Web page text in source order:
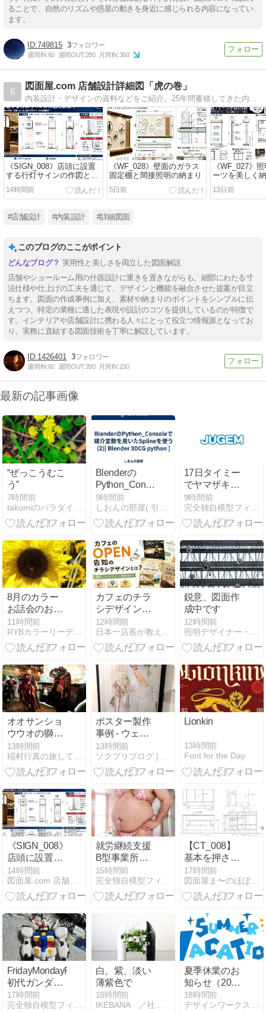
ることで、自然のリズムや惑星の動きを身近に感じられる内容になってい
ます。
749815 3
週間IN:60 週間OUT:280 月間IN:360
6
図面屋.com 店舗設計詳細図「虎の巻」
内装設計・デザインの資料などをご紹介。25年間蓄積してきた内装設計図面をカテゴリーごとにご紹介しています。
《SIGN_008》店頭に設置
する行灯サインの作図と納
まり
14時間前
《WF_028》壁面のガラス
固定棚と間接照明の納まり
5日前
《WF_027》
ーツを美しく
フレーム什器
13日前
#店舗設計 #内装設計 #詳細図面
このブログのここがポイント
実用性と美しさを両立した図面解説
店舗やショールーム用の什器設計に重きを置きながらも、細部にわたる寸
法仕様や仕上げの工夫を通じて、デザインと機能を融合させた提案が目立
ちます。図面の作成事例に加え、素材や納まりのポイントをシンプルに伝
えつつ、特定の業種に適した表現や設計のコツを提供しているのが特徴で
す。インテリアや店舗設計に携わる人々にとって役立つ情報源となってお
り、実務に直結する図面技術を丁寧に解説しています。
1426401 3
週間IN:60 週間OUT:280 月間IN:230
最新の記事画像
“ぜっこうむこ
う”
7時間前
Blenderの
Python_Console
で媒介変数を
用いたSpline
を使う(2)[
python ]
9時間前
17日タイミー
でヤマザキパ
ン夜勤いける
は
9時間前
8月のカラー
お話会のお知
らせ、今回の
テーマは…
11時間前
RYBカラーリーディングで色を解く
カフェのチラ
シデザイン成
功術｜オープ
ン告知で来店
を増やす作り
12時間前
鋭意、図面作
成中です
12時間前
オオサンショ
ウウオの獅子
舞登場！巨大
な山車、ねぶ
たも。岡山県
泉 はんざき祭
り 2026
13時間前
ポスター製作
事例 - ウェデ
ィングフォト
ポスター
13時間前
Lionkin
13時間前
Font for the Day
《SIGN_008》
店頭に設置す
る行灯サイン
の作図と納ま
り
14時間前
就労継続支援
B型事業所な
どに通うホモ
男なら狙って
いい連中も男
15時間前
【CT_008】
基本を押さえ
たサービスカ
ウンターの作
図事例
17時間前
図面屋ま〜のほぼ日ブログ
FridayMondayFriday
初代ガンダム
のコンセプト
にガンダムOG
17時間前
完全独自模型フィギュアプラモデートの公開
白、紫、淡い
薄紫色で
18時間前
IKEBANA ／社会毒《リスク》を避けたい
夏季休業のお
知らせ（2026
年）
18時間前
デザインワークスホリエ